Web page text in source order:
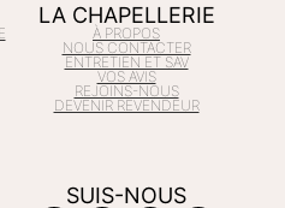
LA CHAPELLERIE
À PROPOS
NOUS CONTACTER
ENTRETIEN ET SAV
VOS AVIS
REJOINS-NOUS
DEVENIR REVENDEUR
SUIS-NOUS